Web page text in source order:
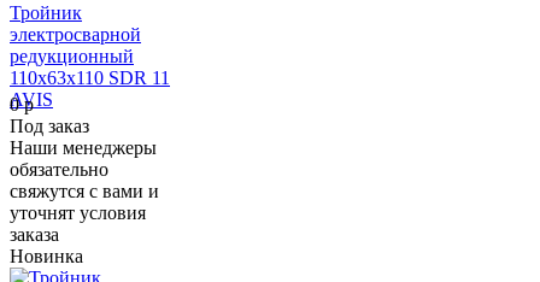
Тройник
электросварной
редукционный
110х63х110 SDR 11
AVIS
0 р
Под заказ
Наши менеджеры
обязательно
свяжутся с вами и
уточнят условия
заказа
Новинка